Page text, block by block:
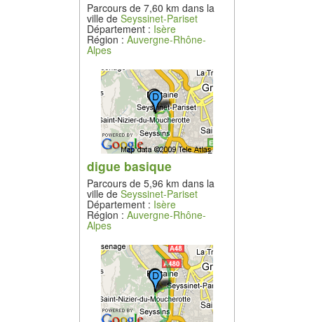
Parcours de 7,60 km dans la
ville de Seyssinet-Pariset
Département : Isère
Région : Auvergne-Rhône-
Alpes
digue basique
Parcours de 5,96 km dans la
ville de Seyssinet-Pariset
Département : Isère
Région : Auvergne-Rhône-
Alpes